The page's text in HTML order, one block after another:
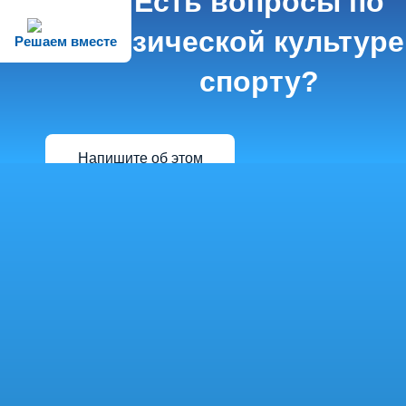
Решаем вместефизической
спорту?
Напишите об этом